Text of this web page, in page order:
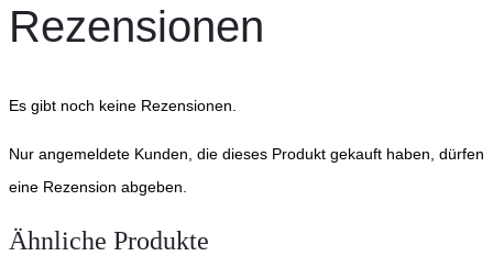
Rezensionen
Es gibt noch keine Rezensionen.
Nur angemeldete Kunden, die dieses Produkt gekauft haben, dürfen
eine Rezension abgeben.
Ähnliche Produkte